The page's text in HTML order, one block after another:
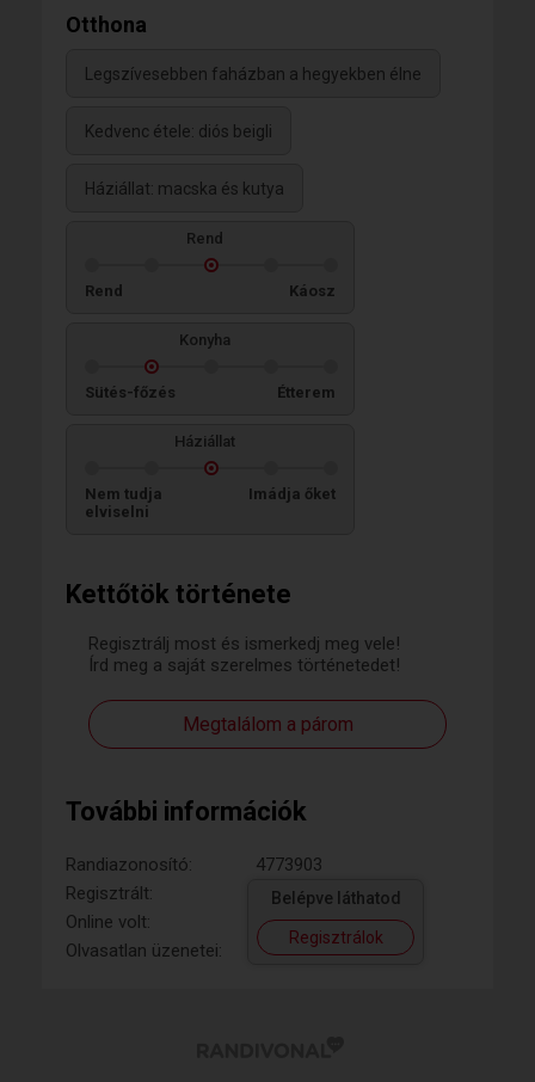
Kettőtök története
Regisztrálj most és ismerkedj meg vele!
Írd meg a saját szerelmes történetedet!
Megtalálom a párom
További információk
Randiazonosító:
4773903
Regisztrált:
Online volt:
Olvasatlan üzenetei:
Belépve láthatod
Regisztrálok
Otthona
Legszívesebben faházban a hegyekben élne
Kedvenc étele: diós beigli
Háziállat: macska és kutya
Rend
Rend Káosz
Konyha
Sütés-főzés Étterem
Háziállat
Nem tudja
elviselni
Imádja őket